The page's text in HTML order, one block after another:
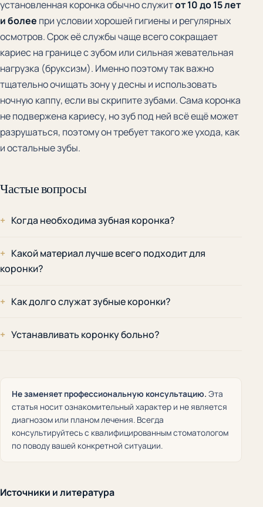
установленная коронка обычно служитот 10 до 15 лет
и более при условии хорошей гигиены и регулярных
осмотров. Срок её службы чаще всего сокращает
кариес на границе с зубом или сильная жевательная
нагрузка (бруксизм). Именно поэтому так важно
тщательно очищать зону у десны и использовать
ночную каппу, если вы скрипите зубами. Сама коронка
не подвержена кариесу, но зуб под ней всё ещё может
разрушаться, поэтому он требует такого же ухода, как
и остальные зубы.
Частые вопросы
Когда необходима зубная коронка?
Какой материал лучше всего подходит для
коронки?
Как долго служат зубные коронки?
Устанавливать коронку больно?
Не заменяет профессиональную консультацию. Эта
статья носит ознакомительный характер и не является
диагнозом или планом лечения. Всегда
консультируйтесь с квалифицированным стоматологом
по поводу вашей конкретной ситуации.
Источники и литература